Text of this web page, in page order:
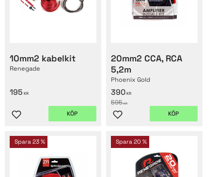
10mm2 kabelkit
Renegade
195 KR
Lägg till i favoriter
KÖP
20mm2 CCA, RCA
5,2m
Phoenix Gold
390 KR
595KR
Lägg till i favoriter
KÖP
Spara23 % Spara20 %